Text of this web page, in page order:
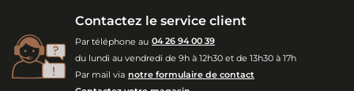
Contactez le service client
Par téléphone au 04 26 94 00 39
du lundi au vendredi de 9h à 12h30 et de 13h30 à 17h
Par mail via notre formulaire de contact